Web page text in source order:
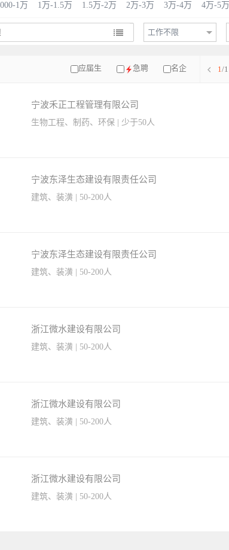
1万 1万-1.5万 1.5万-2万 2万-3万 3万-4万 4万-5万
工作不限
应届生 急聘 名企 1/1
宁波禾正工程管理有限公司
生物工程、制药、环保 | 少于50人
宁波东泽生态建设有限责任公司
建筑、装潢 | 50-200人
宁波东泽生态建设有限责任公司
建筑、装潢 | 50-200人
浙江微水建设有限公司
建筑、装潢 | 50-200人
浙江微水建设有限公司
建筑、装潢 | 50-200人
浙江微水建设有限公司
建筑、装潢 | 50-200人